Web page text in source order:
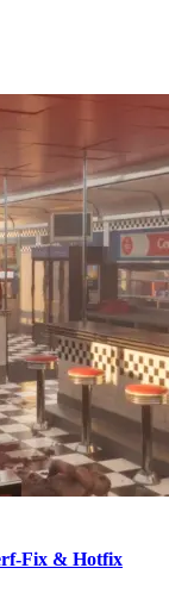
Fix & Hotfix